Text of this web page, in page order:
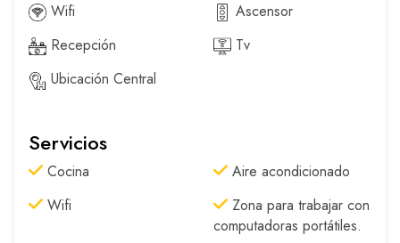
Wifi
Ascensor
Recepción
Tv
Ubicación Central
Servicios
Cocina
Aire acondicionado
Wifi
Zona para trabajar con
computadoras portátiles.